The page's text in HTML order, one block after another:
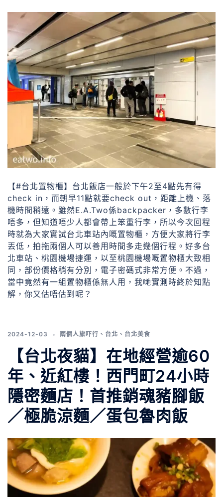
【#台北置物櫃】台北飯店一般於下午2至4點先有得
check in，而朝早11點就要check out，距離上機、落
機時間稍遠。雖然E.A.Two係backpacker，多數行李
唔多，但知道唔少人都會帶上笨重行李，所以今次回程
時就為大家實試台北車站內嘅置物櫃，方便大家將行李
丟低，拍拖兩個人可以善用時間多走幾個行程。好多台
北車站、桃園機場捷運，以至桃園機場嘅置物櫃大致相
同，部份價格稍有分別，電子密碼式非常方便。不過，
當中竟然有一組置物櫃係無人用，我哋實測時終於知點
解，你又估唔估到呢？
2024-12-03 兩個人旅吓行 、 台北 、 台北美食
【台北夜貓】在地經營逾60
年、近紅樓！西門町24小時
隱密麵店！首推銷魂豬腳飯
／極脆涼麵／蛋包魯肉飯